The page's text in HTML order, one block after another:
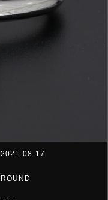
2021-08-17
ROUND